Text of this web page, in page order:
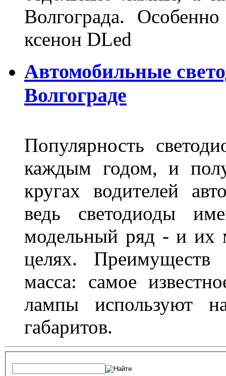
Волгограда.
ксенон DLed
Автомобильные
Волгограде
Популярность
каждым годом, и
кругах водителей
ведь светодиоды
модельный ряд - и их
целях.
масса: самое
лампы используют
габаритов.